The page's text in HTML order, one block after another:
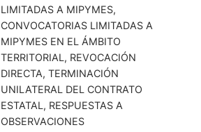
LIMITADAS A MIPYMES,
CONVOCATORIAS LIMITADAS A
MIPYMES EN EL ÁMBITO
TERRITORIAL, REVOCACIÓN
DIRECTA, TERMINACIÓN
UNILATERAL DEL CONTRATO
ESTATAL, RESPUESTAS A
OBSERVACIONES